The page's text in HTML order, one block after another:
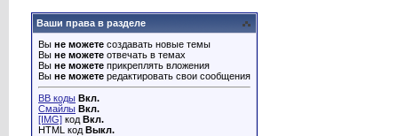
Ваши права в разделе
Вы не можете создавать новые темы
Вы не можете отвечать в темах
Вы не можете прикреплять вложения
Вы не можете редактировать свои сообщения
BB коды Вкл.
Смайлы Вкл.
[IMG] код Вкл.
HTML код Выкл.